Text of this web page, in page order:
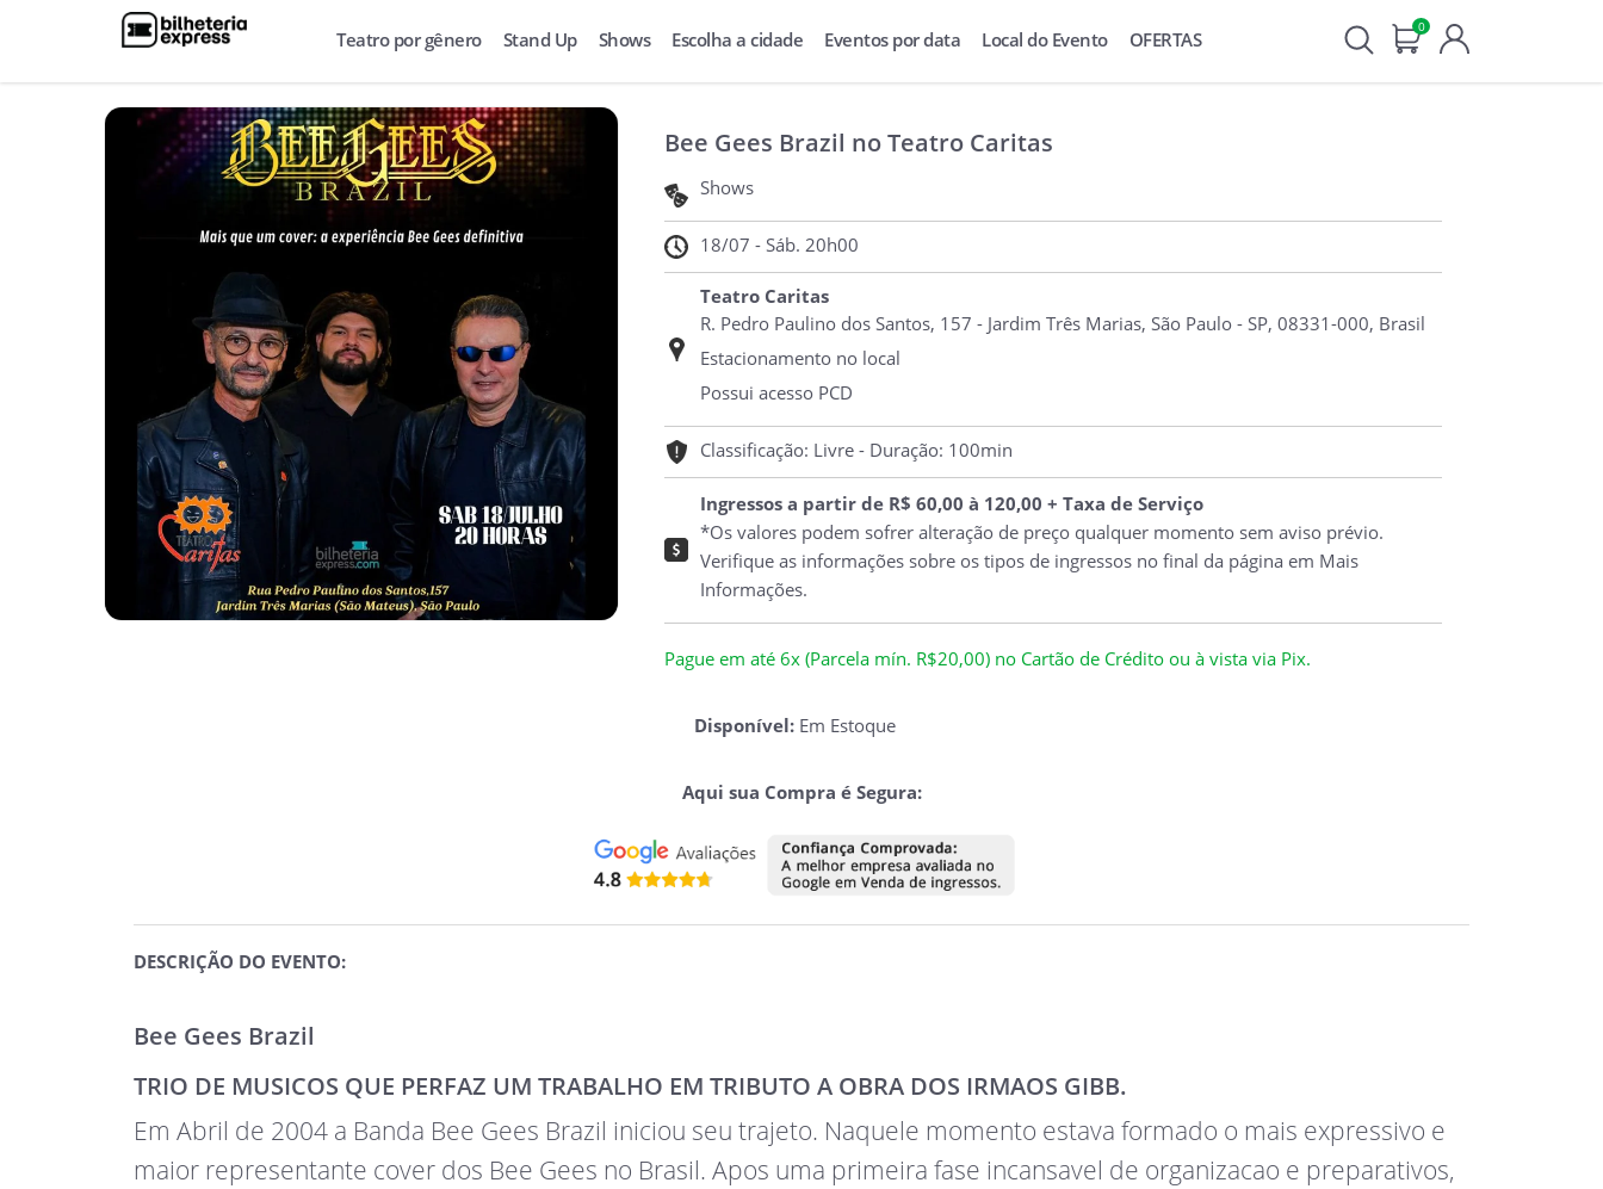
Teatro por gênero Stand Up Shows Escolha a cidade Eventos por data Local do Evento OFERTAS
0
Bee Gees Brazil no Teatro Caritas
Shows
18/07 - Sáb. 20h00
Teatro Caritas
R. Pedro Paulino dos Santos, 157 - Jardim Três Marias, São Paulo - SP, 08331-000, Brasil
Estacionamento no local
Possui acesso PCD
Classificação: Livre - Duração: 100min
Ingressos a partir de R$ 60,00 à 120,00 + Taxa de Serviço
*Os valores podem sofrer alteração de preço qualquer momento sem aviso prévio.
Verifique as informações sobre os tipos de ingressos no final da página em Mais
Informações.
Pague em até 6x (Parcela mín. R$20,00) no Cartão de Crédito ou à vista via Pix.
Disponível: Em Estoque
Aqui sua Compra é Segura:
DESCRIÇÃO DO EVENTO:
Bee Gees Brazil
TRIO DE MUSICOS QUE PERFAZ UM TRABALHO EM TRIBUTO A OBRA DOS IRMAOS GIBB.
Em Abril de 2004 a Banda Bee Gees Brazil iniciou seu trajeto. Naquele momento estava formado o mais expressivo e
maior representante cover dos Bee Gees no Brasil. Apos uma primeira fase incansavel de organizacao e preparativos,